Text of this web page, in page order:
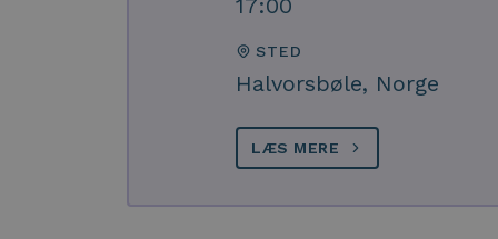
17:00
STED
Halvorsbøle, Norge
LÆS MERE